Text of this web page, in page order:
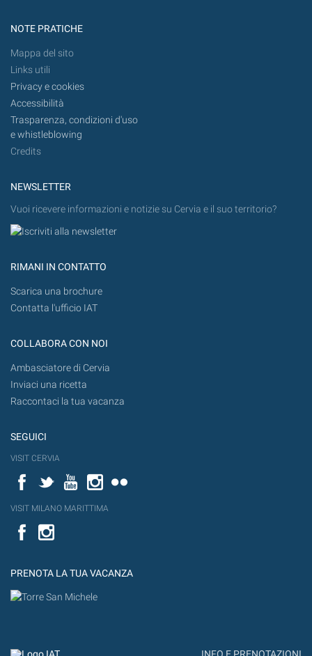
NOTE PRATICHE
Mappa del sito
Links utili
Privacy e cookies
Accessibilità
Trasparenza, condizioni d'uso
e whistleblowing
Credits
NEWSLETTER
Vuoi ricevere informazioni e notizie su Cervia e il suo territorio?
RIMANI IN CONTATTO
Scarica una brochure
Contatta l'ufficio IAT
COLLABORA CON NOI
Ambasciatore di Cervia
Inviaci una ricetta
Raccontaci la tua vacanza
SEGUICI
VISIT CERVIA
FacebookTwitterYouTubeInstagram
VISIT MILANO MARITTIMA
Facebook
PRENOTA LA TUA VACANZA